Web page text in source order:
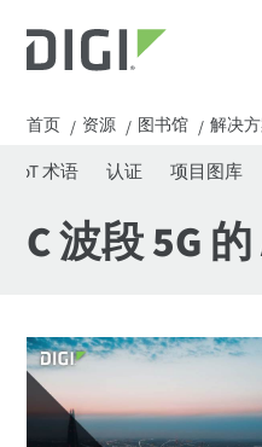
首页 / 资源 / 图书馆 / 解决
IoT 术语 认证 项目图库
C 波段 5G 的